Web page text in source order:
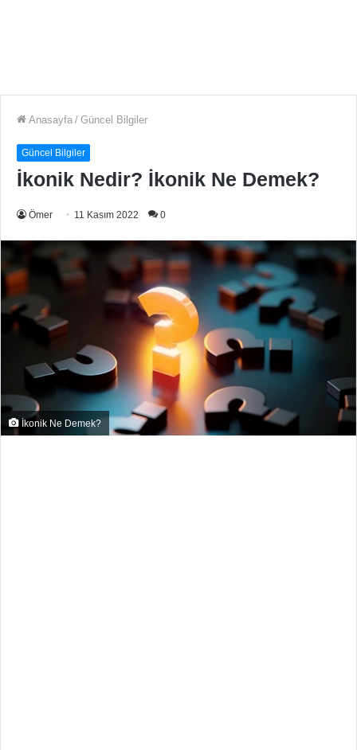
Anasayfa / Güncel Bilgiler
Güncel Bilgiler
İkonik Nedir? İkonik Ne Demek?
Ömer 11 Kasım 2022 0
İkonik Ne Demek?